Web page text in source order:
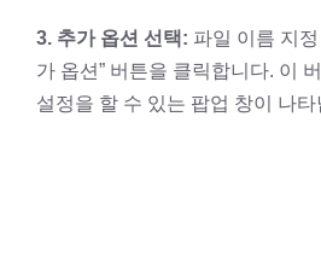
3. 추가 옵션 선택: 파일 이름 지
가 옵션” 버튼을 클릭합니다. 이
설정을 할 수 있는 팝업 창이 나타